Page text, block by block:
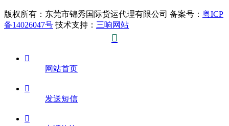
版权所有：东莞市锦秀国际货运代理有限公司 备案号： 粤ICP
备14026047号 技术支持： 三响网站


网站首页

发送短信
